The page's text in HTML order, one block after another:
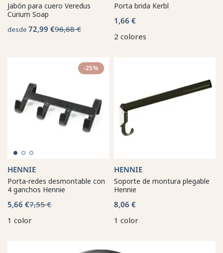
Jabón para cuero Veredus
Curium Soap
desde 72,99 €96,68 €
Porta brida Kerbl
1,66 €
2 colores
-25%
HENNIE
Porta-redes desmontable con
4 ganchos Hennie
5,66 €7,55 €
1 color
HENNIE
Soporte de montura plegable
Hennie
8,06 €
1 color